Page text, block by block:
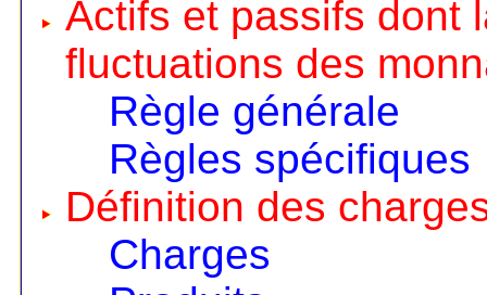
Actifs et passifs dont
fluctuations des
Règle générale
Règles spécifiques
Définition des
Charges